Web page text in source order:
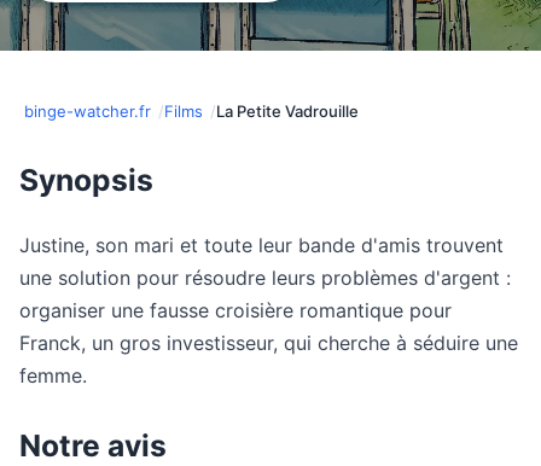
binge-watcher.fr Films La Petite Vadrouille
Synopsis
Justine, son mari et toute leur bande d'amis trouvent
une solution pour résoudre leurs problèmes d'argent :
organiser une fausse croisière romantique pour
Franck, un gros investisseur, qui cherche à séduire une
femme.
Notre avis